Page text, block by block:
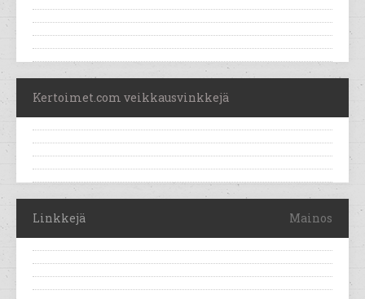
Kertoimet.com veikkausvinkkejä
Linkkejä Mainos